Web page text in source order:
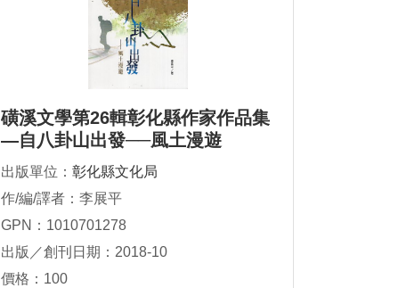
磺溪文學第26輯彰化縣作家作品集
—自八卦山出發──風土漫遊
出版單位： 彰化縣文化局
作/編/譯者：李展平
GPN：1010701278
出版／創刊日期：2018-10
價格：100